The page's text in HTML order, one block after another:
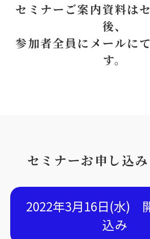
セミナーご案内資料は
後、
参加者全員にメールに
す。
セミナーお申し込
2022年3月16日(水)
込み